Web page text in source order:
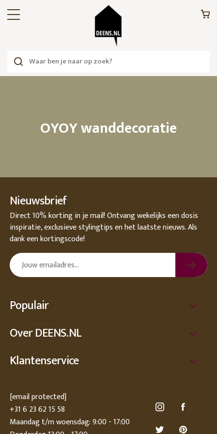
OYOY wanddecoratie
Nieuwsbrief
Direct 10% korting in je mail! Ontvang wekelijks een dosis
inspiratie, exclusieve stylingtips en het laatste nieuws. Als
dank een kortingscode!
Populair
Over DEENS.NL
Klantenservice
[email protected]
+31 6 23 62 15 58
Maandag t/m woensdag: 9:00 - 17:00